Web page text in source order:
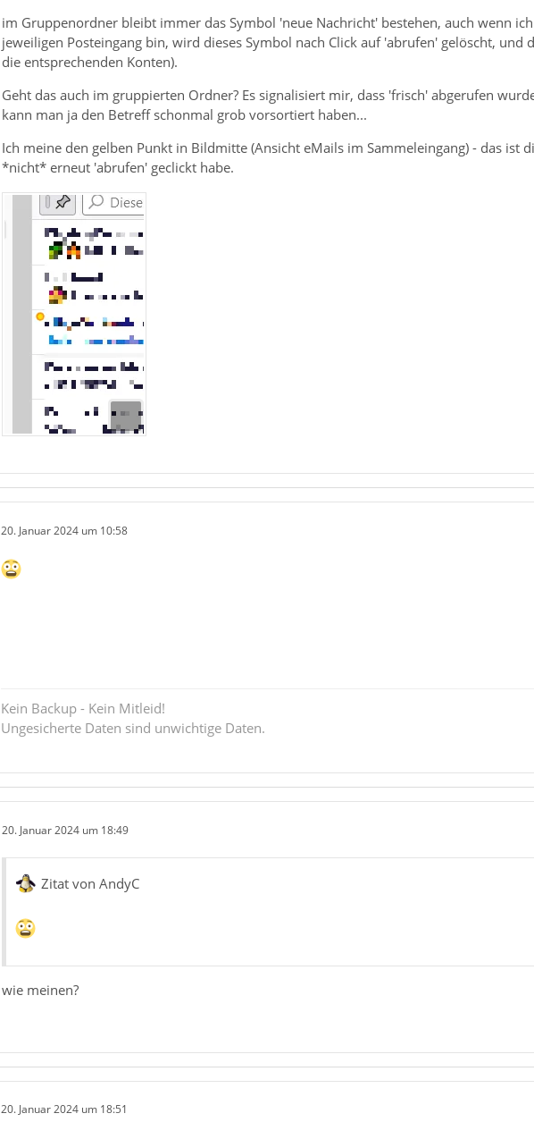
im Gruppenordner bleibt immer das Symbol 'neue Nachricht' bestehen, auch wenn
jeweiligen Posteingang bin, wird dieses Symbol nach Click auf 'abrufen' gelöscht,
die entsprechenden Konten).
Geht das auch im gruppierten Ordner? Es signalisiert mir, dass 'frisch' abgerufen
kann man ja den Betreff schonmal grob vorsortiert haben...
Ich meine den gelben Punkt in Bildmitte (Ansicht eMails im Sammeleingang) - das ist
*nicht* erneut 'abrufen' geclickt habe.
20. Januar 2024 um 10:58
Kein Backup - Kein Mitleid!
Ungesicherte Daten sind unwichtige Daten.
20. Januar 2024 um 18:49
Zitat von AndyC
wie meinen?
20. Januar 2024 um 18:51